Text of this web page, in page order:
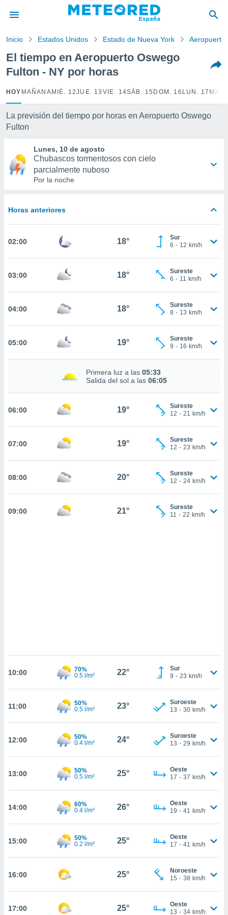
por
para
la
calidad.
a este
las
digital
seguir
a la
todas
nuestros
así como
en
más
y
sitio
se
Puedes
web a
CONFIGURACIÓN
Inicio Estados Unidos Estado de Nueva York Aeropuerto
El tiempo en Aeropuerto Oswego
Fulton - NY por horas
HOY MAÑANA MIÉ. 12JUE. 13 VIE. 14SÁB. 15 DOM. 16 LUN. 17
La previsión del tiempo por horas en Aeropuerto Oswego
Fulton
Lunes, 10 de agosto
Chubascos tormentosos con cielo
parcialmente nuboso
Por la noche
Horas anteriores
02:00 18°
Sur
6 - 12 km/h
03:00 18°
Sureste
6 - 11 km/h
04:00 18°
Sureste
8 - 13 km/h
05:00 19°
Sureste
9 - 16 km/h
Primera luz a las 05:33
Salida del sol a las 06:05
06:00 19°
Sureste
12 - 21 km/h
07:00 19°
Sureste
12 - 23 km/h
08:00 20°
Sureste
12 - 24 km/h
09:00 21°
Sureste
11 - 22 km/h
10:00
70%
0.5 l/m²
22°
Sur
9 - 23 km/h
11:00
50%
0.5 l/m²
23°
Suroeste
13 - 30 km/h
12:00
50%
0.4 l/m²
24°
Suroeste
13 - 29 km/h
13:00
50%
0.5 l/m²
25°
Oeste
17 - 37 km/h
14:00
60%
0.4 l/m²
26°
Oeste
19 - 41 km/h
15:00
50%
0.2 l/m²
25°
Oeste
17 - 41 km/h
16:00 25°
Noroeste
15 - 38 km/h
17:00 25°
Oeste
13 - 34 km/h